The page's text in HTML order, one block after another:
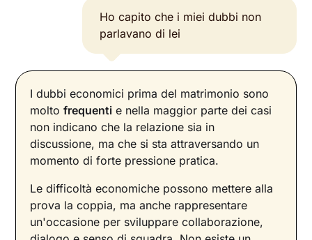
Ho capito che i miei dubbi non
parlavano di lei
I dubbi economici prima del matrimonio sono
moltofrequenti e nella maggior parte dei casi
non indicano che la relazione sia in
discussione, ma che si sta attraversando un
momento di forte pressione pratica.
Le difficoltà economiche possono mettere alla
prova la coppia, ma anche rappresentare
un'occasione per sviluppare collaborazione,